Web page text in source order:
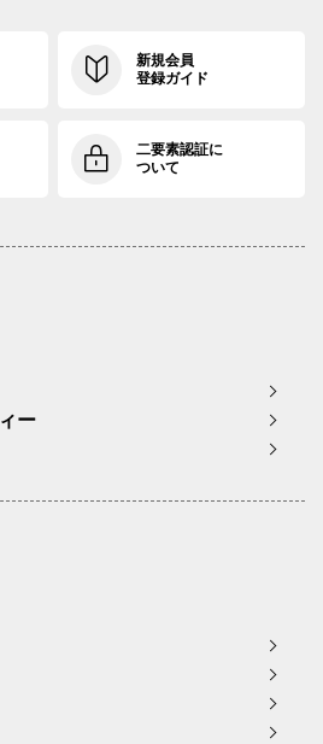
新規会員
登録ガイド
二要素認証に
ついて
ー